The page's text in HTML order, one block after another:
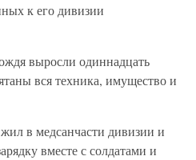
к его дивизии
выросли одиннадцать
вся техника, имущество и
в медсанчасти дивизии и
вместе с солдатами и